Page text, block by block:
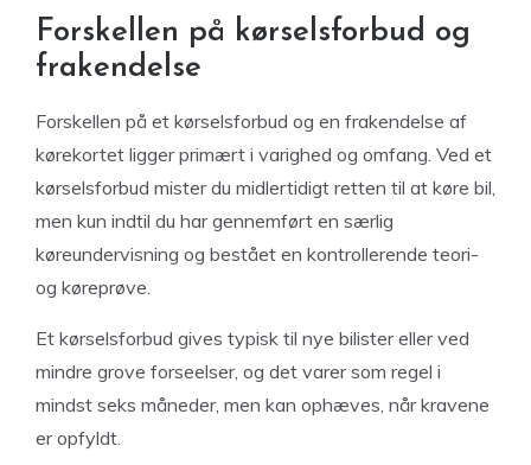
Forskellen på kørselsforbud og
frakendelse
Forskellen på et kørselsforbud og en frakendelse af
kørekortet ligger primært i varighed og omfang. Ved et
kørselsforbud mister du midlertidigt retten til at køre bil,
men kun indtil du har gennemført en særlig
køreundervisning og bestået en kontrollerende teori-
og køreprøve.
Et kørselsforbud gives typisk til nye bilister eller ved
mindre grove forseelser, og det varer som regel i
mindst seks måneder, men kan ophæves, når kravene
er opfyldt.